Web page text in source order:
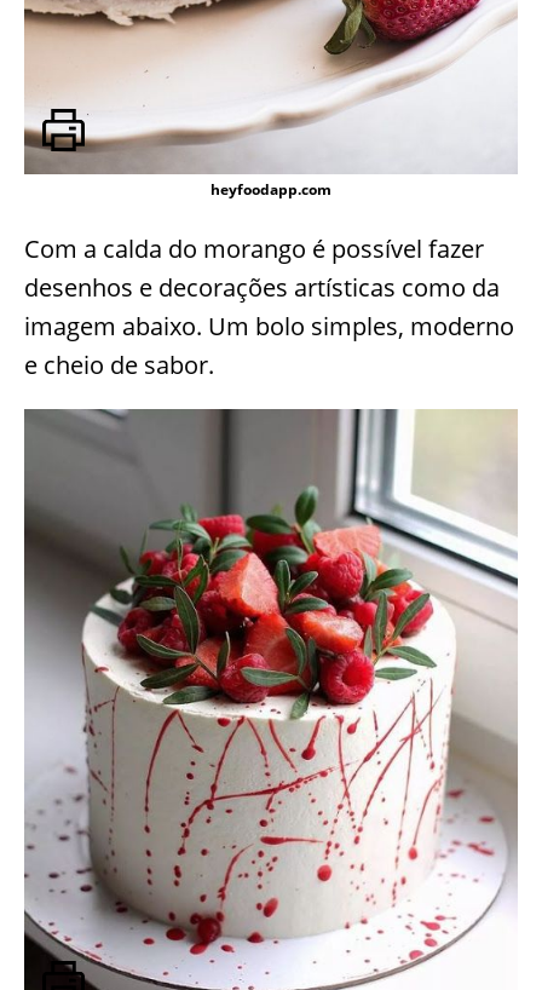
heyfoodapp.com
Com a calda do morango é possível fazer
desenhos e decorações artísticas como da
imagem abaixo. Um bolo simples, moderno
e cheio de sabor.